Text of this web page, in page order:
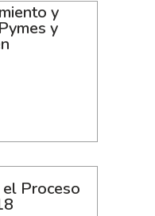
y
y
Proceso